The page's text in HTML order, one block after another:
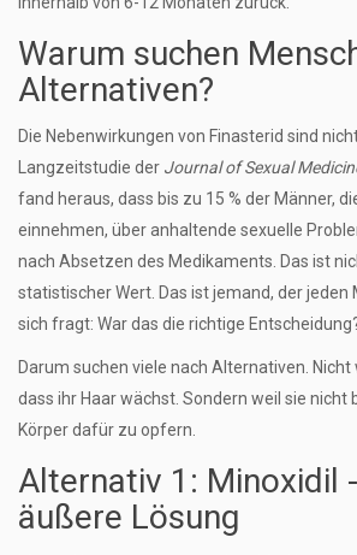
Warum suchen
Alternativen?
Die Nebenwirkungen von Finasterid sind
Langzeitstudie der Journal of Sexual
fand heraus, dass bis zu 15 % der Männer,
einnehmen, über anhaltende sexuelle
nach Absetzen des Medikaments. Das ist
statistischer Wert. Das ist jemand, der jeden
sich fragt: War das die richtige
Darum suchen viele nach Alternativen. Nicht
dass ihr Haar wächst. Sondern weil sie nicht
Körper dafür zu opfern.
Alternativ 1: Minoxidil
äußere Lösung